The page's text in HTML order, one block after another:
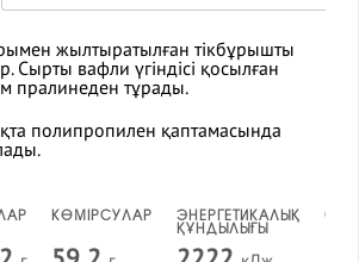
жылтыратылған тікбұрышты
Сырты вафли үгіндісі қосылған
пралинеден тұрады.
полипропилен қаптамасында
КӨМІРСУЛАР ЭНЕРГЕТИКАЛЫҚ
ҚҰНДЫЛЫҒЫ